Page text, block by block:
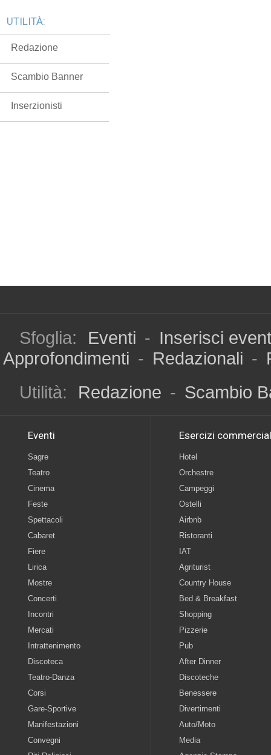
UTILITÀ:
Redazione
Scambio Banner
Inserzionisti
Sfoglia: Eventi - Inserisci
Approfondimenti - Redazionali -
Utilità:
Redazione - Scambio
Eventi
Sagre
Teatro
Cinema
Feste
Spettacoli
Cabaret
Fiere
Lirica
Mostre
Concerti
Incontri
Mercati
Intrattenimento
Discoteca
Teatro-Danza
Corsi
Gare-Sportive
Manifestazioni
Convegni
Esercizi
Hotel
Orchestre
Campeggi
Ostelli
Airbnb
Ristoranti
IAT
Agriturist
Country House
Bed & Breakfast
Shopping
Pizzerie
Pub
After Dinner
Discoteche
Benessere
Divertimenti
Auto/Moto
Media